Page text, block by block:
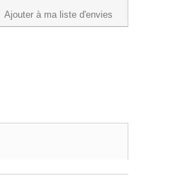
Ajouter à ma liste d'envies